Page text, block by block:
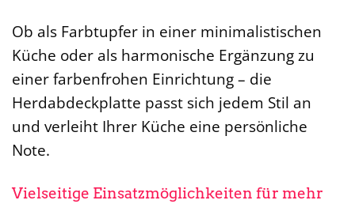
Ob als Farbtupfer in einer minimalistischen
Küche oder als harmonische Ergänzung zu
einer farbenfrohen Einrichtung – die
Herdabdeckplatte passt sich jedem Stil an
und verleiht Ihrer Küche eine persönliche
Note.
Vielseitige Einsatzmöglichkeiten für mehr